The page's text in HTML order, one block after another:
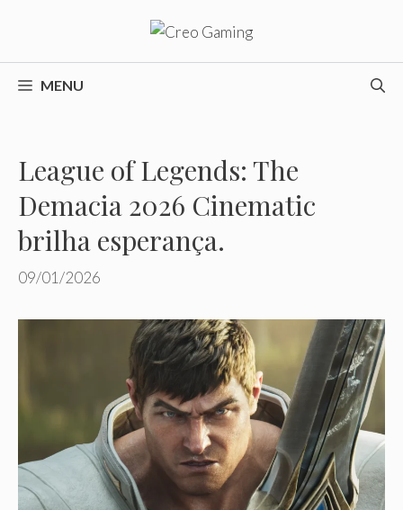
o
conteúdoMENU
League of Legends: The
Demacia 2026 Cinematic
brilha esperança.
09/01/2026